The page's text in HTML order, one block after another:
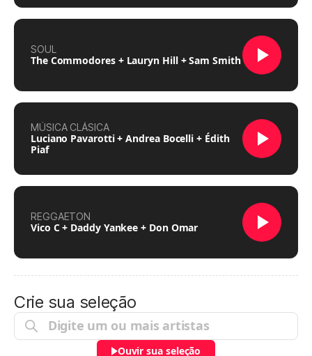
SOUL
The Commodores + Lauryn Hill + Sam Smith
MÚSICA CLÁSICA
Luciano Pavarotti + Andrea Bocelli + Édith
Piaf
REGGAETON
Vico C + Daddy Yankee + Don Omar
Crie sua seleção
Ouvir sua seleção